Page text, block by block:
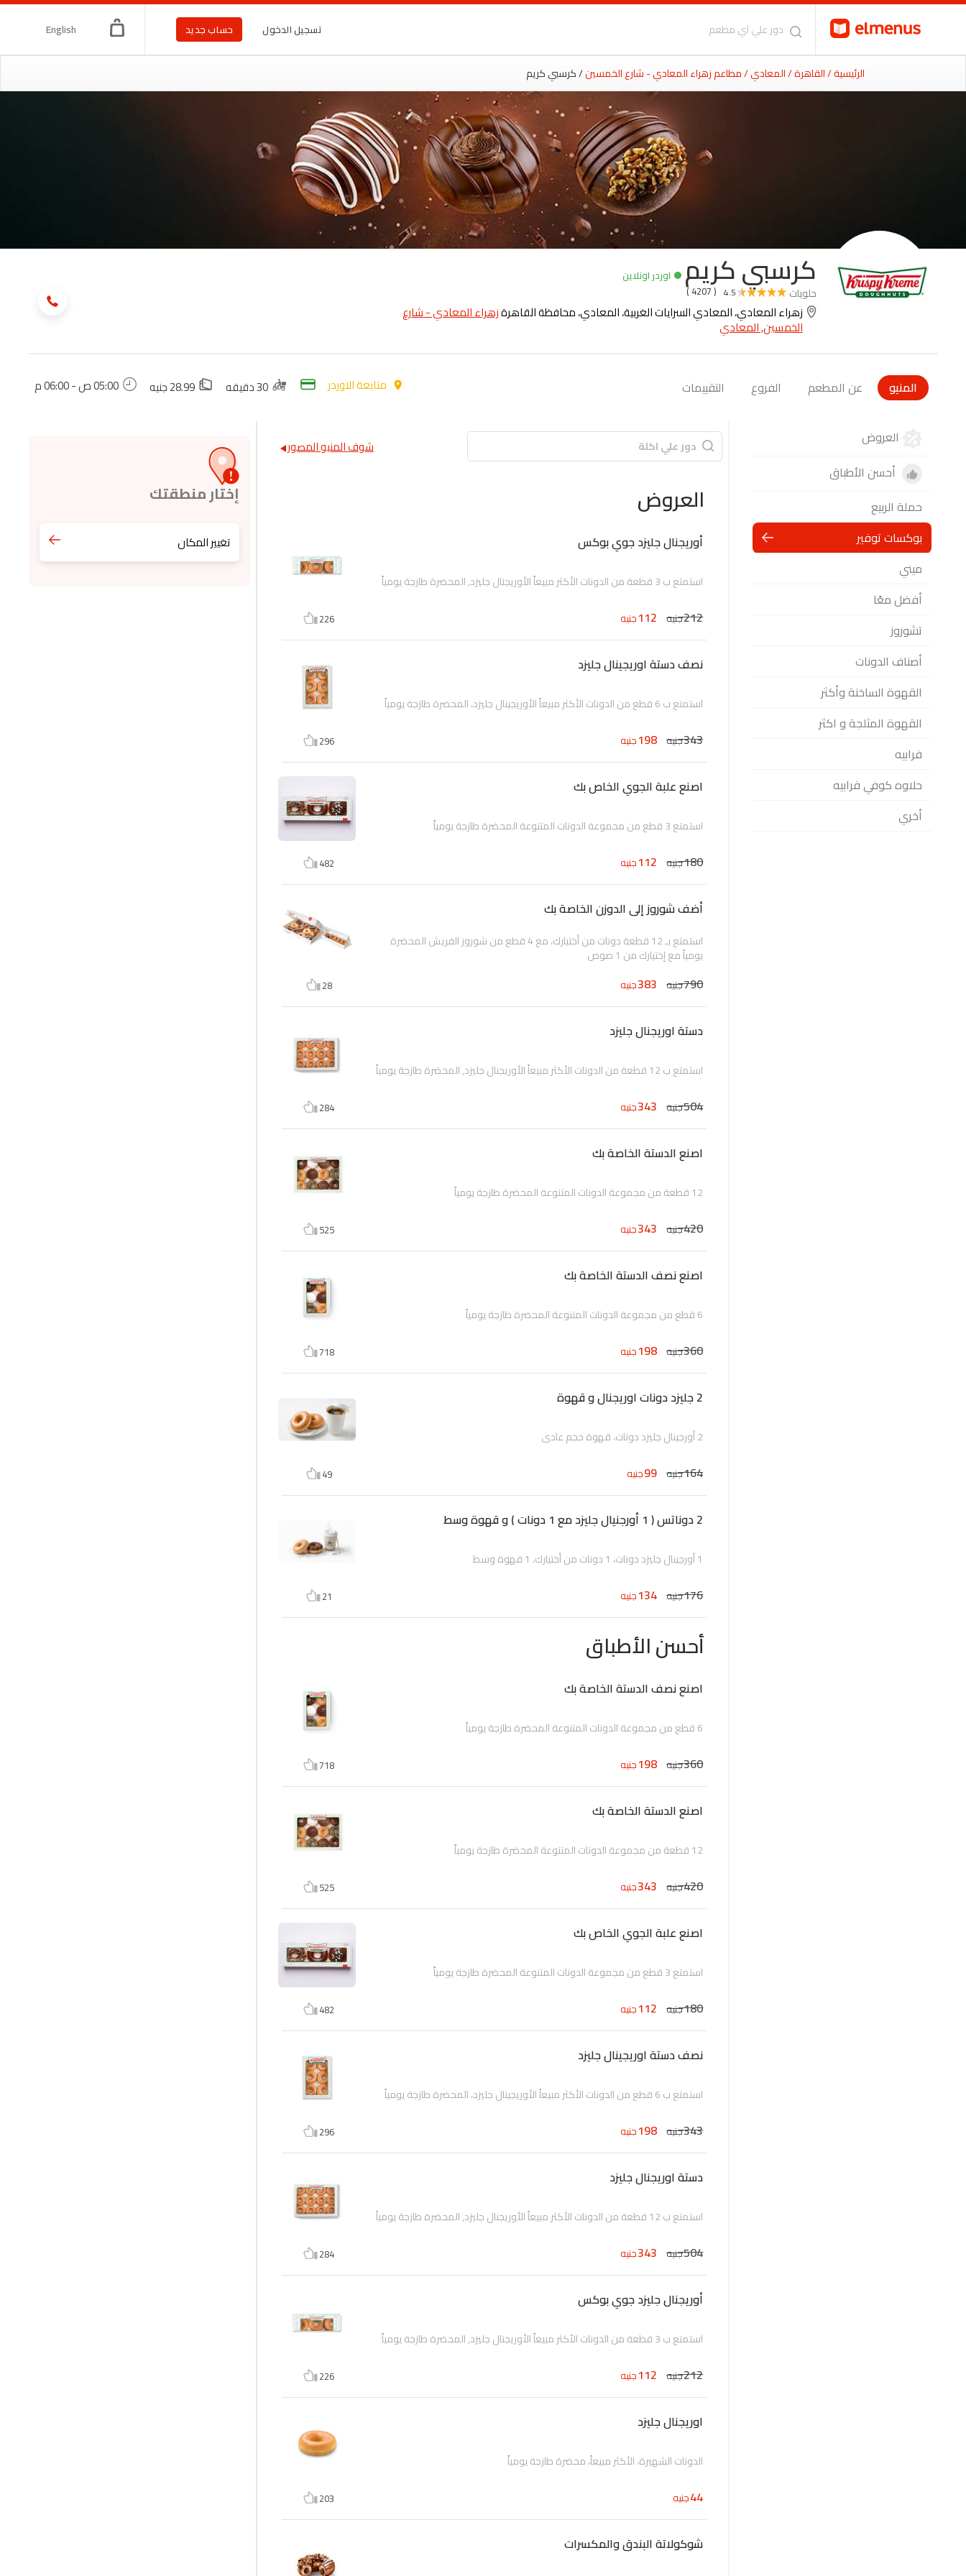
تسجيل الدخول حساب جديد English
الرئيسية/ القاهرة/ المعادي/ مطاعم زهراء المعادي - شارع الخمسين/ كرسبي كريم
كرسبي كريم اوردر اونلاين
4.5
( 4207 ) حلويات
زهراء المعادي، المعادي السرايات الغربية، المعادي، محافظة القاهرةزهراء المعادي - شارع
الخمسين, المعادي
متابعة الاوردر 30 دقيقه 28.99 جنيه 05:00 ص - 06:00 م المنيو عن المطعم الفروع التقييمات
العروض
أحسن الأطباق
حملة الربيع
بوكسات توفير
ميني
أفضل معًا
تشوروز
أصناف الدونات
القهوة الساخنة وأكثر
القهوة المثلجة و اكثر
فرابيه
حلاوه كوفي فرابيه
أخري
شوف المنيو المصور
العروض
أوريجنال جليزد جوي بوكس
استمتع ب 3 قطعة من الدونات الأكثر مبيعاً الأوريجنال جليزد, المحضرة طازجة يومياً
212جنيه 112جنيه 226
نصف دستة اوريجينال جليزد
استمتع ب 6 قطع من الدونات الأكثر مبيعاً الأوريجينال جليزد، المحضرة طازجة يومياً
343جنيه 198جنيه 296
اصنع علبة الجوي الخاص بك
استمتع 3 قطع من مجموعة الدونات المتنوعة المحضرة طازجة يومياً
180جنيه 112جنيه 482
أضف شوروز إلى الدوزن الخاصة بك
استمتع بـ 12 قطعة دونات من أختيارك، مع 4 قطع من شوروز الفريش المحضرة
يومياً مع إختيارك من 1 صوص
790جنيه 383جنيه 28
دستة اوريجنال جليزد
استمتع ب 12 قطعة من الدونات الأكثر مبيعاً الأوريجنال جليزد, المحضرة طازجة يومياً
504جنيه 343جنيه 284
اصنع الدستة الخاصة بك
12 قطعة من مجموعة الدونات المتنوعة المحضرة طازجة يومياً
420جنيه 343جنيه 525
اصنع نصف الدستة الخاصة بك
6 قطع من مجموعة الدونات المتنوعة المحضرة طازجة يومياً
360جنيه 198جنيه 718
2 جليزد دونات اوريجنال و قهوة
2 أورجينال جليزد دونات، قهوة حجم عادي
164جنيه 99جنيه 49
2 دوناتس ( 1 أورجنيال جليزد مع 1 دونات ) و قهوة وسط
1 أورجينال جليزد دونات، 1 دونات من أختيارك، 1 قهوة وسط
176جنيه 134جنيه 21
أحسن الأطباق
اصنع نصف الدستة الخاصة بك
6 قطع من مجموعة الدونات المتنوعة المحضرة طازجة يومياً
360جنيه 198جنيه 718
اصنع الدستة الخاصة بك
12 قطعة من مجموعة الدونات المتنوعة المحضرة طازجة يومياً
420جنيه 343جنيه 525
اصنع علبة الجوي الخاص بك
استمتع 3 قطع من مجموعة الدونات المتنوعة المحضرة طازجة يومياً
180جنيه 112جنيه 482
نصف دستة اوريجينال جليزد
استمتع ب 6 قطع من الدونات الأكثر مبيعاً الأوريجينال جليزد، المحضرة طازجة يومياً
343جنيه 198جنيه 296
دستة اوريجنال جليزد
استمتع ب 12 قطعة من الدونات الأكثر مبيعاً الأوريجنال جليزد, المحضرة طازجة يومياً
504جنيه 343جنيه 284
أوريجنال جليزد جوي بوكس
استمتع ب 3 قطعة من الدونات الأكثر مبيعاً الأوريجنال جليزد, المحضرة طازجة يومياً
212جنيه 112جنيه 226
اوريجنال جليزد
الدونات الشهيرة، الأكثر مبيعاً، محضرة طازجة يومياً
44جنيه 203
شوكولاتة البندق والمكسرات
إختار منطقتك
تغيير المكان